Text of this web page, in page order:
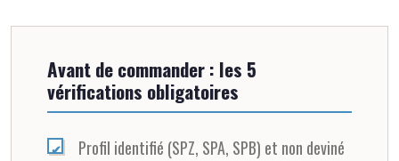
Avant de commander : les 5
vérifications obligatoires
Profil identifié (SPZ, SPA, SPB) et non deviné